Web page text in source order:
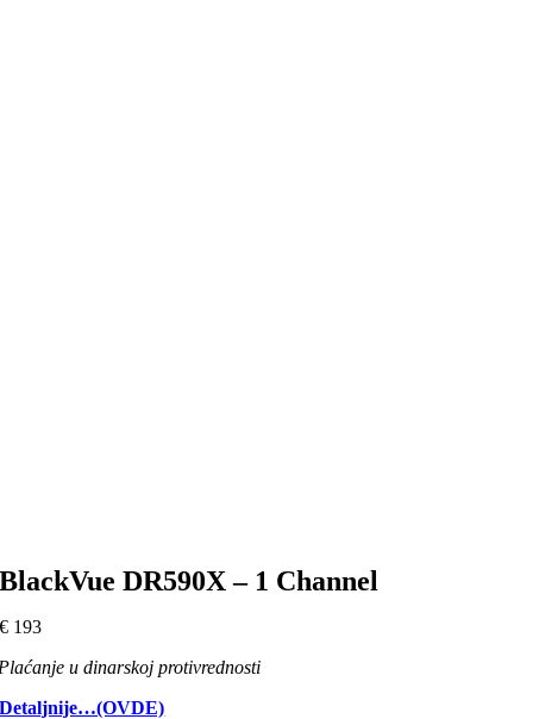
BlackVue DR590X – 1 Channel
€ 193
u dinarskoj protivrednosti
Detaljnije…(OVDE)